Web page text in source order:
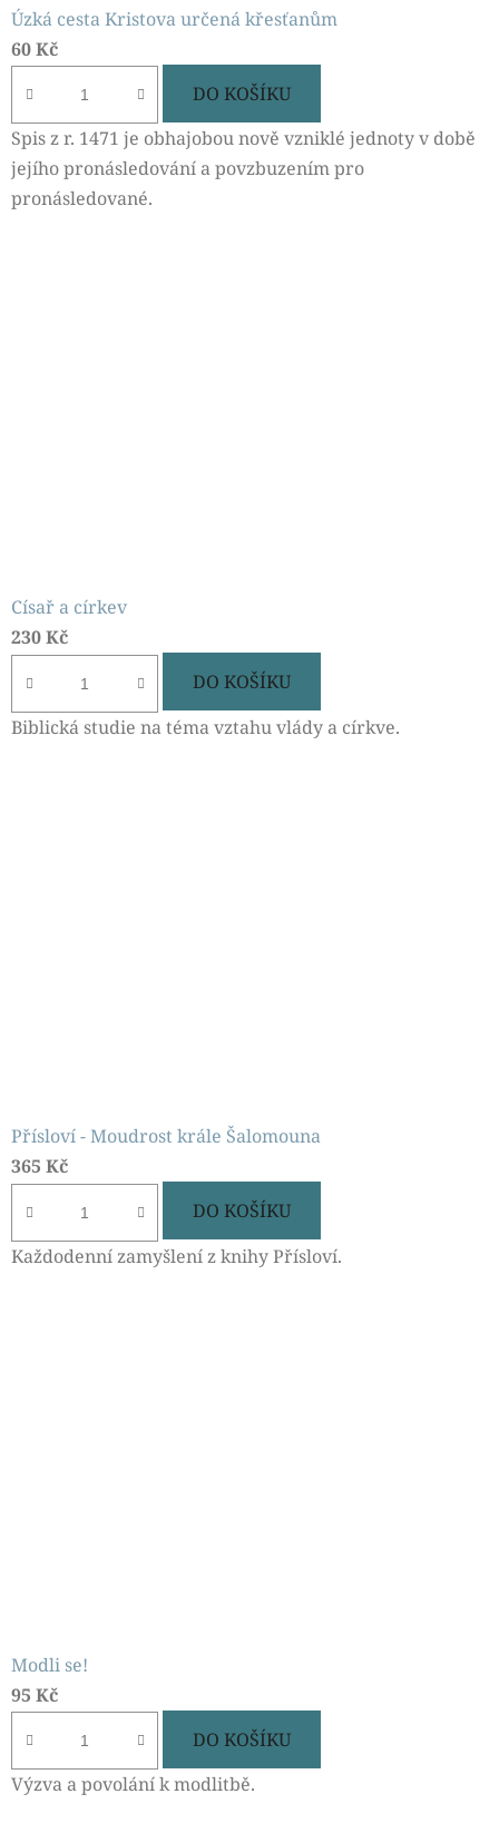
Úzká cesta Kristova určená křesťanům
60 Kč
DO KOŠÍKU
Spis z r. 1471 je obhajobou nově vzniklé jednoty v době
jejího pronásledování a povzbuzením pro
pronásledované.
Císař a církev
230 Kč
DO KOŠÍKU
Biblická studie na téma vztahu vlády a církve.
Přísloví - Moudrost krále Šalomouna
365 Kč
DO KOŠÍKU
Každodenní zamyšlení z knihy Přísloví.
Modli se!
95 Kč
DO KOŠÍKU
Výzva a povolání k modlitbě.